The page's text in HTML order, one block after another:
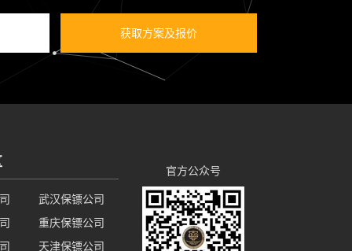
获取方案及报价
武汉保镖公司
重庆保镖公司
天津保镖公司
官方公众号